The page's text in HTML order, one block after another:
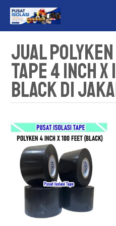
Jual
Tape 4 Inch x
Black Di